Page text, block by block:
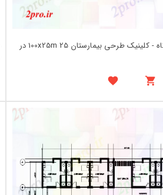
دانلود نقشه بیمارستان - درمانگاه - کلینیک طرحی بیمارستان 100x25m 25 در